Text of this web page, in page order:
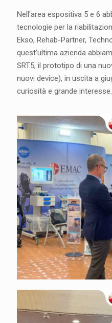
Nell'area espositiva 5 e 6
tecnologie per la
Ekso, Rehab-Partner,
quest'ultima azienda
SRT5, il prototipo di una
nuovi device), in uscita a
curiosità e grande interesse.